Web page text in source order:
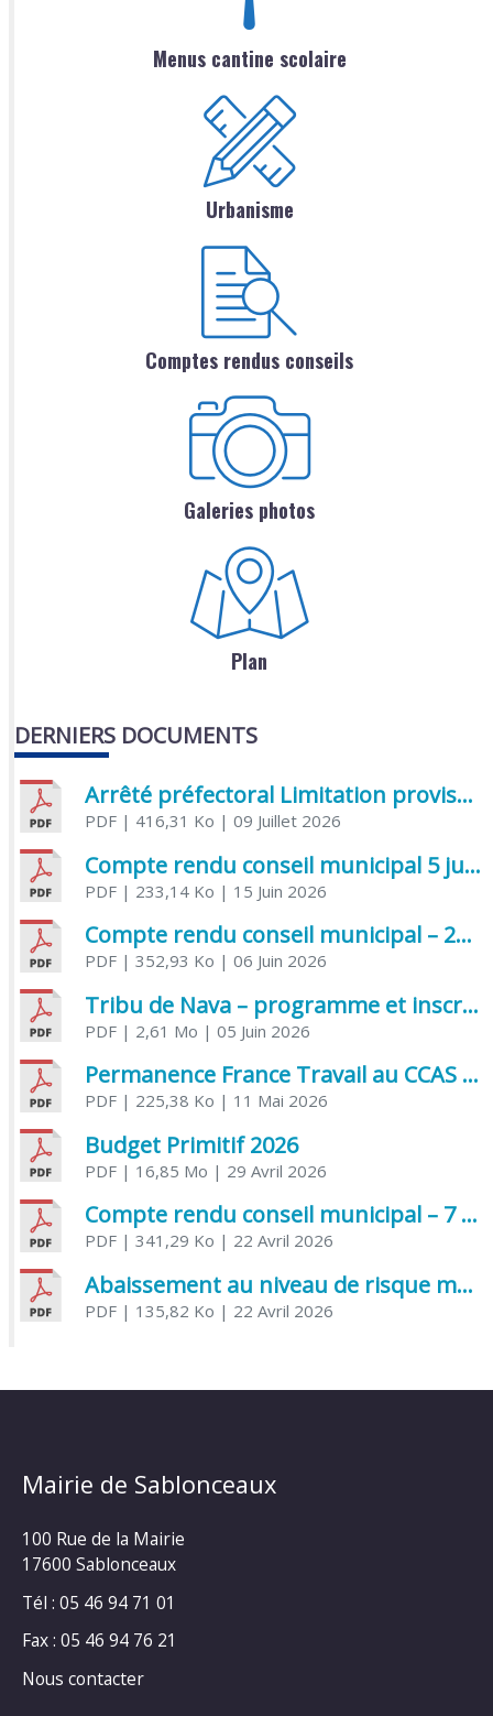
Menus cantine scolaire
Urbanisme
Comptes rendus conseils
Galeries photos
Plan
DERNIERS DOCUMENTS
Arrêté préfectoral Limitation provisoire des usages de l’eau
PDF| 416,31 Ko | 09 Juillet 2026
Compte rendu conseil municipal 5 juin 2026 sénatoriale
PDF| 233,14 Ko | 15 Juin 2026
Compte rendu conseil municipal – 21 avril 2026
PDF| 352,93 Ko | 06 Juin 2026
Tribu de Nava – programme et inscriptions été 2026
PDF| 2,61 Mo | 05 Juin 2026
Permanence France Travail au CCAS de Saujon Juin 2026
PDF| 225,38 Ko | 11 Mai 2026
Budget Primitif 2026
PDF| 16,85 Mo | 29 Avril 2026
Compte rendu conseil municipal – 7 avril 2026
PDF| 341,29 Ko | 22 Avril 2026
Abaissement au niveau de risque modéré de l’Influenza aviaire
PDF| 135,82 Ko | 22 Avril 2026
Mairie de Sablonceaux
100 Rue de la Mairie
17600 Sablonceaux
Tél : 05 46 94 71 01
Fax : 05 46 94 76 21
Nous contacter